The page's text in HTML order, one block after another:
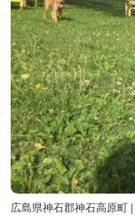
広島県神石郡神石高原町 |